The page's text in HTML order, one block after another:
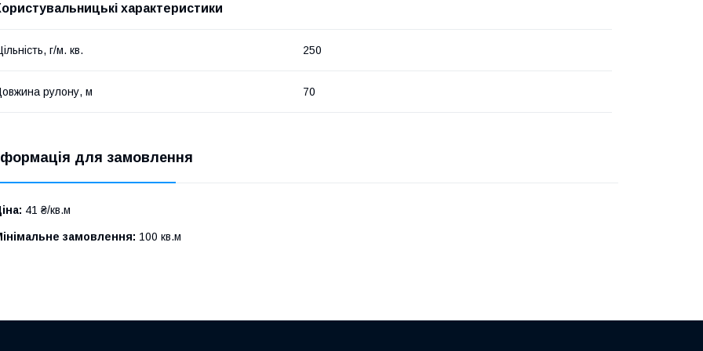
характеристики
г/м. кв. 250
рулону, м 70
для замовлення
41 ₴/кв.м
замовлення: 100 кв.м